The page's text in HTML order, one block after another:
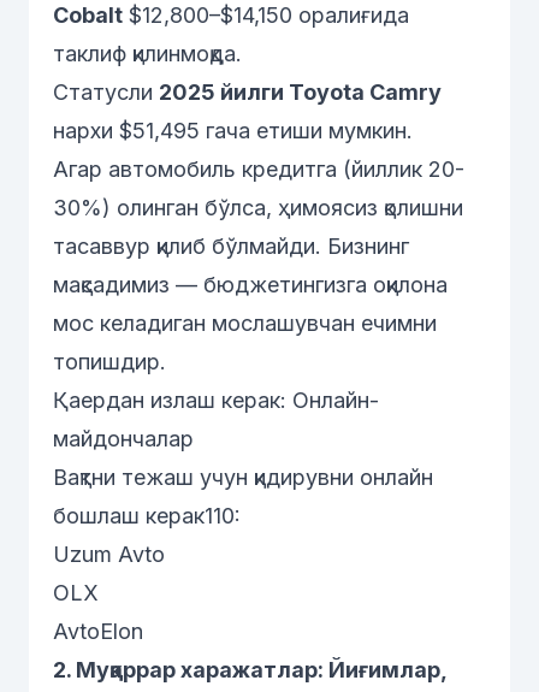
Cobalt $12,800–$14,150 оралиғида
таклиф қилинмоқда.
Статусли 2025 йилги Toyota Camry
нархи $51,495 гача етиши мумкин.
Агар автомобиль кредитга (йиллик 20-
30%) олинган бўлса, ҳимоясиз қолишни
тасаввур қилиб бўлмайди. Бизнинг
мақсадимиз — бюджетингизга оқилона
мос келадиган мослашувчан ечимни
топишдир.
Қаердан излаш керак: Онлайн-
майдончалар
Вақтни тежаш учун қидирувни онлайн
бошлаш керак110:
Uzum Avto
OLX
AvtoElon
2. Муқаррар харажатлар: Йиғимлар,